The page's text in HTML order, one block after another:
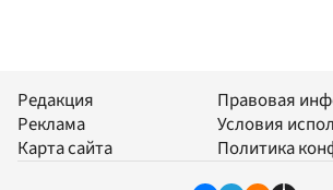
Редакция
Реклама
Карта сайта
Правовая
Условия
Политика